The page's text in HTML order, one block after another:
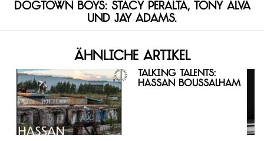
Dogtown Boys: Stacy Peralta, Tony Alva
und Jay Adams.
Ähnliche Artikel
Talking Talents:
Hassan Boussalham